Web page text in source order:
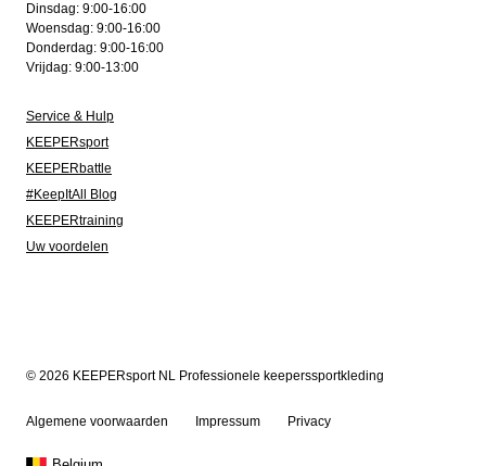
Dinsdag: 9:00-16:00
Woensdag: 9:00-16:00
Donderdag: 9:00-16:00
Vrijdag: 9:00-13:00
Service & Hulp
KEEPERsport
KEEPERbattle
#KeepItAll Blog
KEEPERtraining
Uw voordelen
© 2026 KEEPERsport NL Professionele keeperssportkleding
Algemene voorwaarden Impressum Privacy